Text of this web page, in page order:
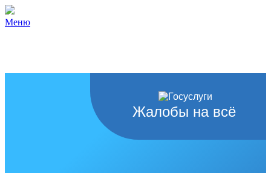
Меню
Жалобы на всё